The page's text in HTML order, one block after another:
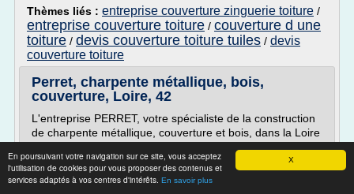
X
En poursuivant votre navigation sur ce site, vous acceptez
l'utilisation de cookies pour vous proposer des contenus et
services adaptés à vos centres d'intérêts. En savoir plus
Thèmes liés : entreprise couverture zinguerie toiture /
entreprise couverture toiture / couverture d une
toiture / devis couverture toiture tuiles / devis
couverture toiture
Perret, charpente métallique, bois,
couverture, Loire, 42
L'entreprise PERRET, votre spécialiste de la construction
de charpente métallique, couverture et bois, dans la Loire
Certification Qualibat
La garantie...